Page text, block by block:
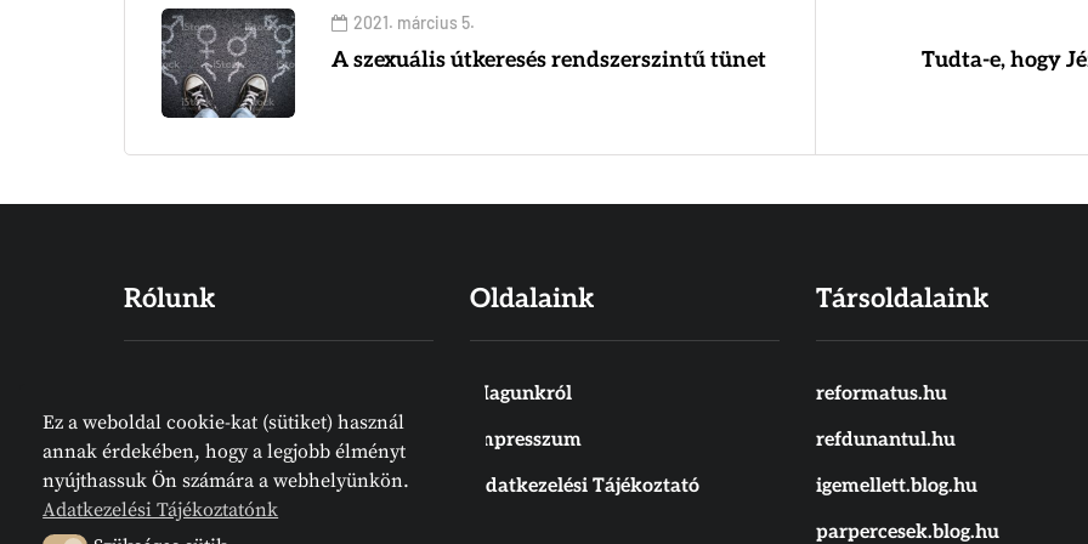
2021. március 5.
A szexuális útkeresés rendszerszintű tünet Tudta-e, hogy
Rólunk
Igéje, amelyet emberek írtak
ugyan, de nem emberektől jön.
Meg van írva. Az Írás örök
Oldalaink
Magunkról
Impresszum
Adatkezelési Tájékoztató
Társoldalaink
reformatus.hu
refdunantul.hu
igemellett.blog.hu
parpercesek.blog.hu
Ez a weboldal cookie-kat (sütiket) használ
annak érdekében, hogy a legjobb élményt
nyújthassuk Ön számára a webhelyünkön.
Adatkezelési Tájékoztatónk